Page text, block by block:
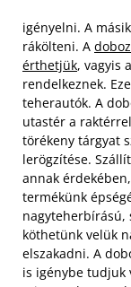
igényelni. A
rákölteni. A
érthetjük, vagyis
rendelkeznek.
teherautók. A
utastér a
törékeny tárgyat
lerögzítése.
annak
termékünk
nagyteherbírású,
köthetünk velük
elszakadni. A
is igénybe tudjuk